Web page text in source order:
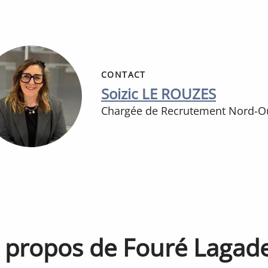
CONTACT
Soizic LE ROUZES
Chargée de Recrutement Nord-
propos de Fouré